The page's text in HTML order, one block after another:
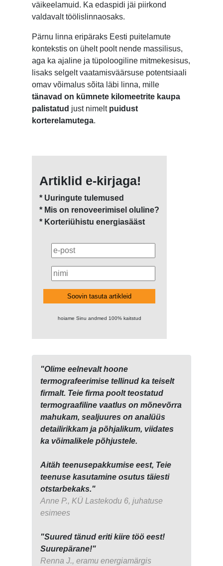
"Olime eelnevalt hoone
termografeerimise tellinud ka teiselt
firmalt. Teie firma poolt teostatud
termograafiline vaatlus on mõnevõrra
mahukam, sealjuures on analüüs
detailirikkam ja põhjalikum, viidates
ka võimalikele põhjustele.
Aitäh teenusepakkumise eest, Teie
teenuse kasutamine osutus täiesti
otstarbekaks."
Anne P., KÜ Lastekodu 6, juhatuse
esimees
"Suured tänud eriti kiire töö eest!
Suurepärane!"
Renna J., eramu energiamärgis
väikeelamuid. Ka edaspidi jäi piirkond
valdavalt töölislinnaosaks.
Pärnu linna eripäraks Eesti puitelamute
kontekstis on ühelt poolt nende massilisus,
aga ka ajaline ja tüpoloogiline mitmekesisus,
lisaks selgelt vaatamisväärsuse potentsiaali
omav võimalus sõita läbi linna, mille
tänavad on kümnete kilomeetrite kaupa
palistatud just nimelt puidust
korterelamutega.
Artiklid e-kirjaga!
* Uuringute tulemused
* Mis on renoveerimisel oluline?
* Korteriühistu energiasääst
Soovin tasuta artikleid
hoiame Sinu andmed 100% kaitstud